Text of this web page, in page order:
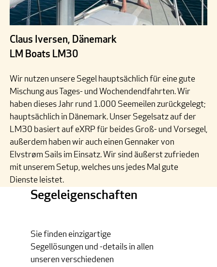
Claus Iversen, Dänemark
LM Boats LM30
Wir nutzen unsere Segel hauptsächlich für eine gute
Mischung aus Tages- und Wochendendfahrten. Wir
haben dieses Jahr rund 1.000 Seemeilen zurückgelegt;
hauptsächlich in Dänemark. Unser Segelsatz auf der
LM30 basiert auf eXRP für beides Groß- und Vorsegel,
außerdem haben wir auch einen Gennaker von
Elvstrøm Sails im Einsatz. Wir sind äußerst zufrieden
mit unserem Setup, welches uns jedes Mal gute
Dienste leistet.
Segeleigenschaften
Sie finden einzigartige
Segellösungen und -details in allen
unseren verschiedenen